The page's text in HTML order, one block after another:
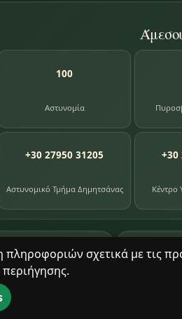
σχετικά με τις
100
Αστυνομία
+30 27950 31205
Αστυνομικό Τμήμα Δημητσάνας
+30
Κέντρο
χρονολογίου 87
του.